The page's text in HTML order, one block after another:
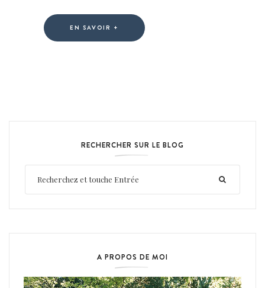
EN SAVOIR +
RECHERCHER SUR LE BLOG
A PROPOS DE MOI